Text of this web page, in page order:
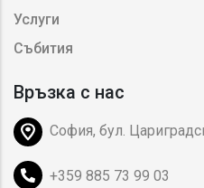
Услуги
Събития
Връзка с нас
София, бул.
+359 885 73 99 03